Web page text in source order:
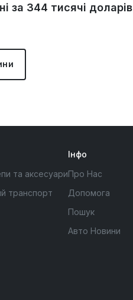
за 344 тисячі доларів
та аксесуари
транспорт
Інфо
Про Нас
Допомога
Пошук
Авто Новини